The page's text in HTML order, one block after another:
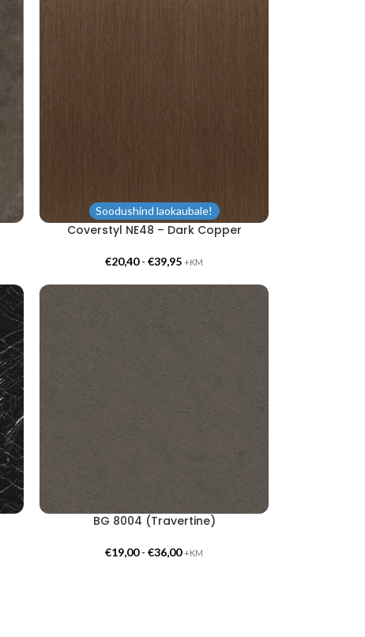
Soodushind laokaubale!
Coverstyl NE48 – Dark Copper
€20,40-€39,95 +KM
BG 8004 (Travertine)
€19,00-€36,00 +KM